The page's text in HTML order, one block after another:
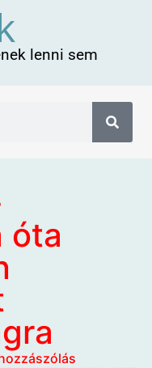
lenni sem
óta